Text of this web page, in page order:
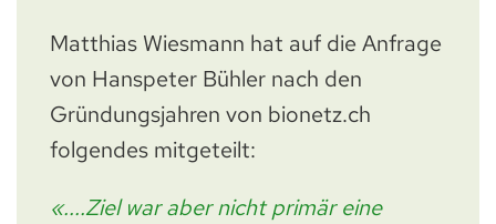
Matthias Wiesmann hat auf die Anfrage
von Hanspeter Bühler nach den
Gründungsjahren von bionetz.ch
folgendes mitgeteilt:
«....Ziel war aber nicht primär eine